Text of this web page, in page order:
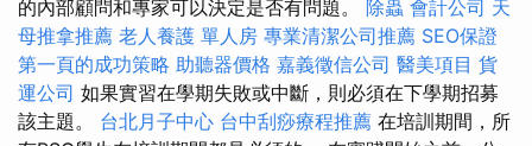
的內部顧問和專家可以決定是否有問題。 除蟲 會計公司 天
母推拿推薦 老人養護 單人房 專業清潔公司推薦 SEO保證
第一頁的成功策略 助聽器價格 嘉義徵信公司 醫美項目 貨
運公司 如果實習在學期失敗或中斷，則必須在下學期招募
該主題。 台北月子中心 台中刮痧療程推薦 在培訓期間，所